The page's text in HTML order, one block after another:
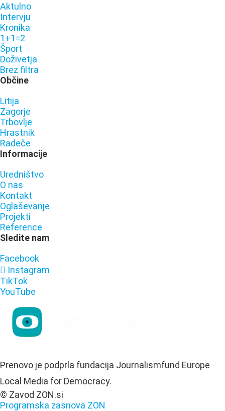
Aktulno
Intervju
Kronika
1+1=2
Šport
Doživetja
Brez filtra
Občine
Litija
Zagorje
Trbovlje
Hrastnik
Radeče
Informacije
Uredništvo
O nas
Kontakt
Oglaševanje
Projekti
Reference
Sledite nam
Facebook
Instagram
TikTok
YouTube
Prenovo je podprla fundacija Journalismfund Europe
Local Media for Democracy.
© Zavod ZON.si
Programska zasnova ZON